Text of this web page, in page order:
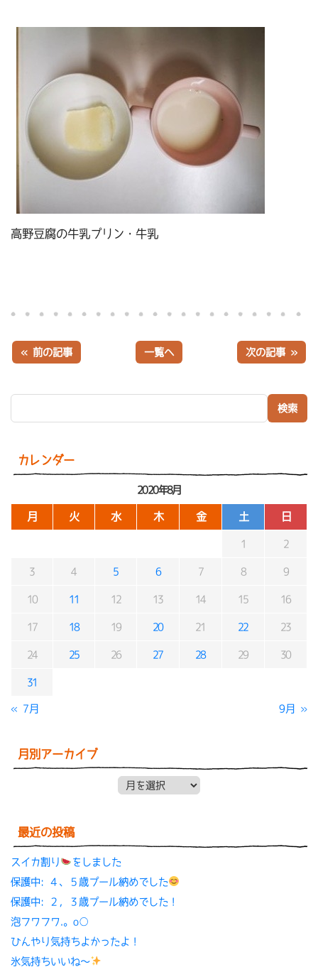
カレンダー
2020年8月
月 火 水 木 金 土 日
1 2
3 4 5 6 7 8 9
10 11 12 13 14 15 16
17 18 19 20 21 22 23
24 25 26 27 28 29 30
31
« 7月 9月 »
月別アーカイブ
最近の投稿
スイカ割り
をしました
保護中: ４、５歳プール納めでした
保護中: ２，３歳プール納めでした！
泡フワフワ.。o○
ひんやり気持ちよかったよ！
氷気持ちいいね〜
高野豆腐の牛乳プリン・牛乳
« 前の記事 一覧へ 次の記事 »